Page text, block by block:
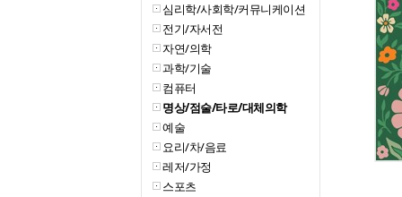
심리학/사회학/커뮤니케이션
전기/자서전
자연/의학
과학/기술
컴퓨터
명상/점술/타로/대체의학
예술
요리/차/음료
레저/가정
스포츠